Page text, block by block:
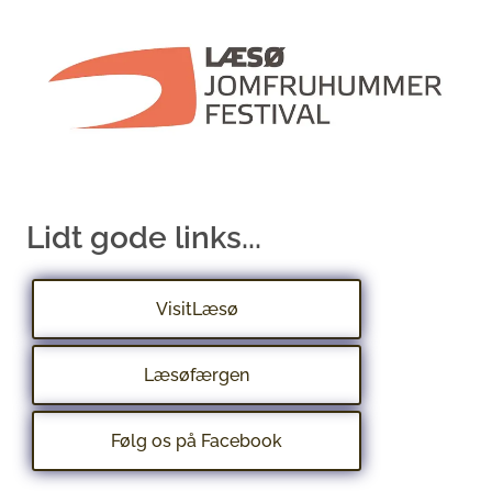
Lidt gode links...
VisitLæsø
Læsøfærgen
Følg os på Facebook